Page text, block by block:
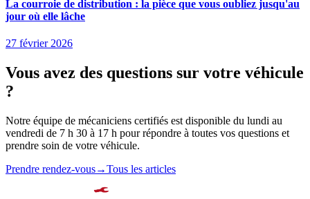
La courroie de distribution : la pièce que vous oubliez jusqu'au
jour où elle lâche
27 février 2026
Vous avez des questions sur votre véhicule
?
Notre équipe de mécaniciens certifiés est disponible du lundi au
vendredi de 7 h 30 à 17 h pour répondre à toutes vos questions et
prendre soin de votre véhicule.
Prendre rendez-vous→Tous les articles